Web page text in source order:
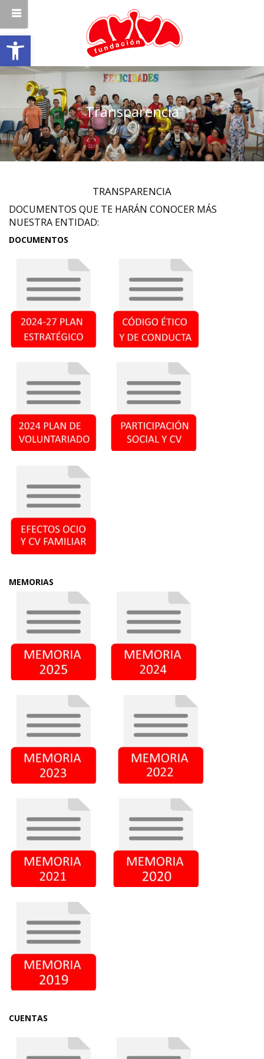
Abrir barra de herramientas
Transparencia
TRANSPARENCIA
DOCUMENTOS QUE TE HARÁN CONOCER MÁS
NUESTRA ENTIDAD:
DOCUMENTOS
MEMORIAS
CUENTAS